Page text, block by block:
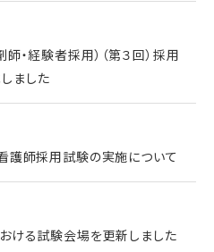
・経験者採用）（第３回）採用
ました
護師採用試験の実施について
ける試験会場を更新しました